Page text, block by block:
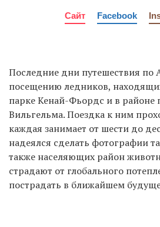
Сайт Facebook
Последние дни путешествия по
посещению ледников,
парке Кенай-Фьордс и в районе
Вильгельма. Поездка к ним
каждая занимает от шести до
надеялся сделать фотографии
также населяющих район
страдают от глобального
пострадать в ближайшем